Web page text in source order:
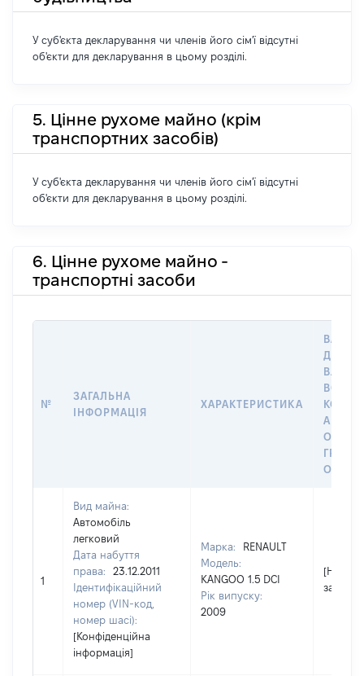
У суб'єкта декларування чи членів його сім'ї відсутні
об'єкти для декларування в цьому розділі.
5. Цінне рухоме майно (крім
транспортних засобів)
У суб'єкта декларування чи членів його сім'ї відсутні
об'єкти для декларування в цьому розділі.
6. Цінне рухоме майно -
транспортні засоби
№
ЗАГАЛЬНА
ІНФОРМАЦІЯ
ХАРАКТЕРИСТИКА
ДАТУ
АБО
1
Вид майна:
Автомобіль
легковий
Дата набуття
права:
23.12.2011
Ідентифікаційний
номер (VIN-код,
номер шасі):
[Конфіденційна
інформація]
Марка:
RENAULT
Модель:
KANGOO 1.5 DCI
Рік випуску:
2009
[Не